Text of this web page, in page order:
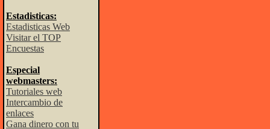
Estadisticas:
Estadisticas Web
Visitar el TOP
Encuestas
Especial
webmasters:
Tutoriales web
Intercambio de
enlaces
Gana dinero con tu